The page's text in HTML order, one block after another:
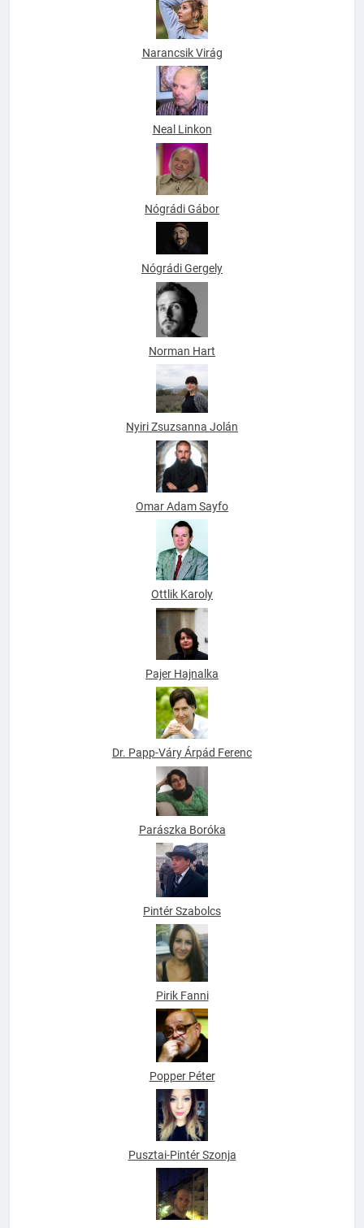
Narancsik Virág
Neal Linkon
Nógrádi Gábor
Nógrádi Gergely
Norman Hart
Nyiri Zsuzsanna Jolán
Omar Adam Sayfo
Ottlik Karoly
Pajer Hajnalka
Dr. Papp-Váry Árpád Ferenc
Parászka Boróka
Pintér Szabolcs
Pirik Fanni
Popper Péter
Pusztai-Pintér Szonja